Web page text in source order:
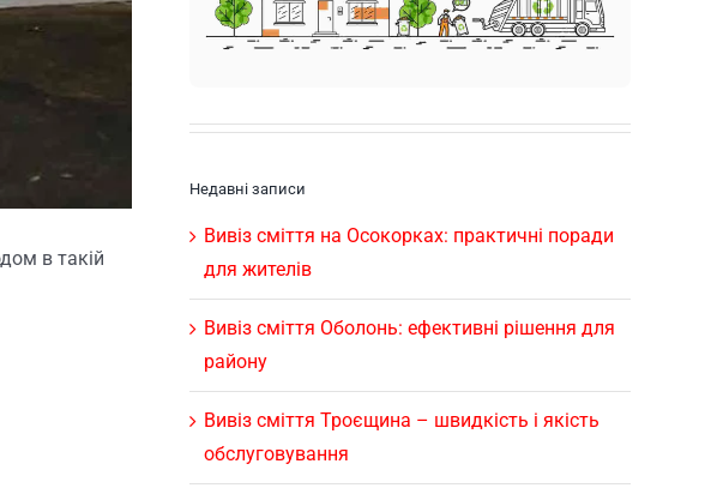
в такій
Недавні записи
Вивіз сміття на Осокорках: практичні поради
для жителів
Вивіз сміття Оболонь: ефективні рішення для
району
Вивіз сміття Троєщина – швидкість і якість
обслуговування